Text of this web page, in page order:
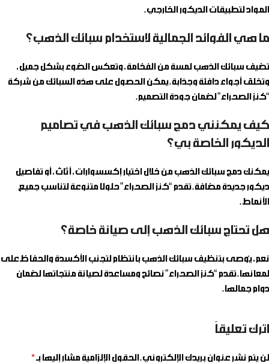
المواد لتطبيقات الديكور الخارجي.
ما هي الفوائد الجمالية لاستخدام سبائك الذهب؟
تضيف سبائك الذهب لمسة من الفخامة، وتعكس الضوء بشكل جميل،
وتخلق أجواء دافئة وجذابة. يمكن الحصول على هذه السبائك من شركة
“كنز الصحراء” لضمان جودة التصميم.
كيف يمكنني دمج سبائك الذهب في تصاميم
الديكور الخاصة بي؟
يمكنك دمج سبائك الذهب من خلال اختيار إكسسوارات، أثاث، أو تفاصيل
ديكور جديدة مضافة. تقدم “كنز الصحراء” حلولًا متنوعة لتناسب جميع
الأنماط.
هل تحتاج سبائك الذهب إلى صيانة خاصة؟
نعم، يُوصى بتنظيف سبائك الذهب بانتظام لتجنب الأكسدة والحفاظ على
لمعانها. تقدم “كنز الصحراء” نصائح ومساعدة لصيانة منتجاتها لضمان
دوام جمالها.
اترك تعليقاً
لن يتم نشر عنوان بريدك الإلكتروني. الحقول الإلزامية مشار إليها بـ*